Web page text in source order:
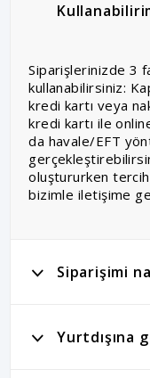
Siparişlerinizde 3
kullanabilirsiniz:
kredi kartı veya
kredi kartı ile
da havale/EFT
oluştururken
bizimle iletişime
Siparişimi
Yurtdışına